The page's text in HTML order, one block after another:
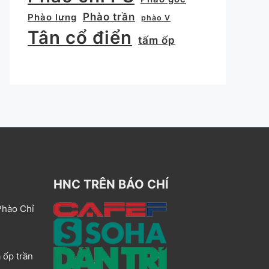
Phào lưng
Phào trần phào V
Tân cổ điển tấm ốp
Chỉ
ốp trần
HNC TRÊN BÁO CHÍ